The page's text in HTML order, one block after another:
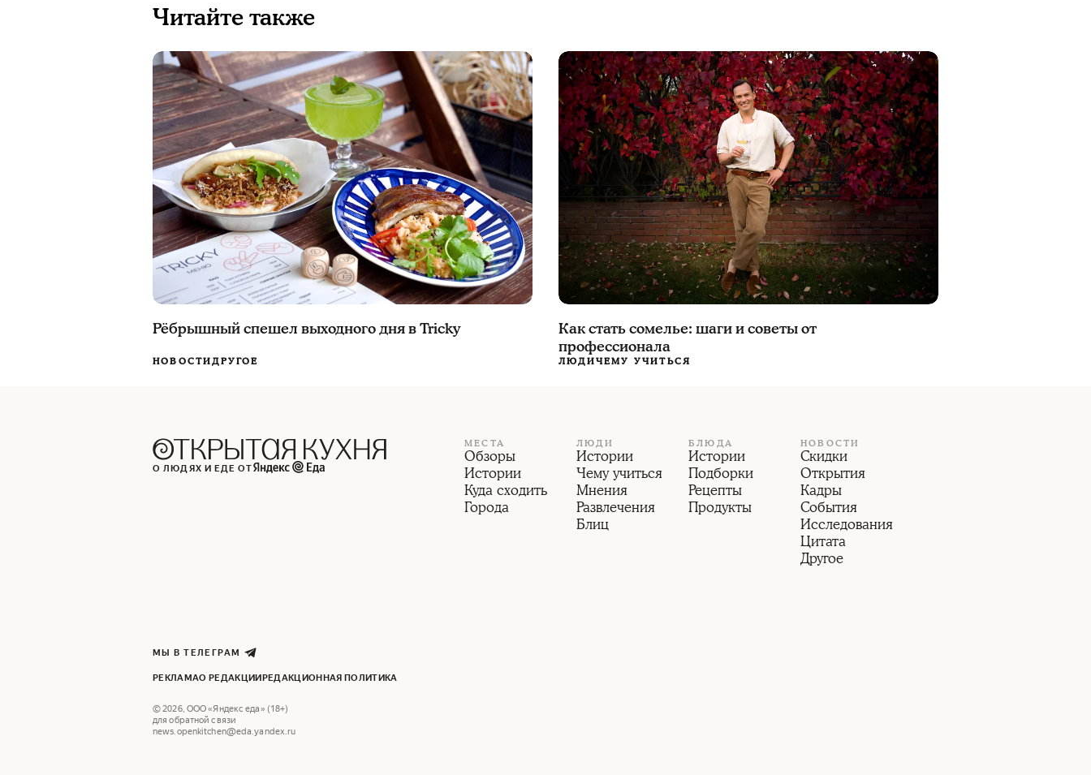
Читайте также
Рёбрышный спешел выходного дня в Tricky
НОВОСТИДРУГОЕ
Как стать сомелье: шаги и советы от
профессионала
ЛЮДИЧЕМУ УЧИТЬСЯ
О ЛЮДЯХ И ЕДЕ ОТ
МЕСТА
Обзоры
Истории
Куда сходить
Города
ЛЮДИ
Истории
Чему учиться
Мнения
Развлечения
Блиц
БЛЮДА
Истории
Подборки
Рецепты
Продукты
НОВОСТИ
Скидки
Открытия
Кадры
События
Исследования
Цитата
Другое
МЫ В ТЕЛЕГРАМ
РЕКЛАМАО РЕДАКЦИИРЕДАКЦИОННАЯ ПОЛИТИКА
©2026, ООО «Яндекс еда» (18+)
для обратной связи
news.openkitchen@eda.yandex.ru